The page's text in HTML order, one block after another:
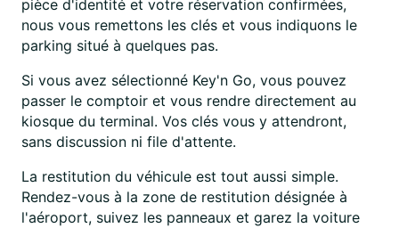
pièce d'identité et votre réservation confirmées,
nous vous remettons les clés et vous indiquons le
parking situé à quelques pas.
Si vous avez sélectionné Key'n Go, vous pouvez
passer le comptoir et vous rendre directement au
kiosque du terminal. Vos clés vous y attendront,
sans discussion ni file d'attente.
La restitution du véhicule est tout aussi simple.
Rendez-vous à la zone de restitution désignée à
l'aéroport, suivez les panneaux et garez la voiture